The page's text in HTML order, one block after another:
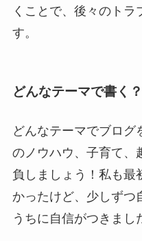
くことで、後々のトラ
す。
どんなテーマで書く？
どんなテーマでブログ
のノウハウ、子育て、
負しましょう！私も最
かったけど、少しずつ
うちに自信がつきまし